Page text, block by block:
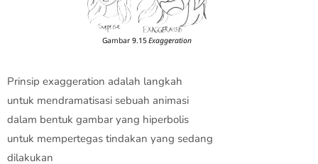
Prinsip exaggeration adalah langkah
untuk mendramatisasi sebuah animasi
dalam bentuk gambar yang hiperbolis
untuk mempertegas tindakan yang sedang
dilakukan